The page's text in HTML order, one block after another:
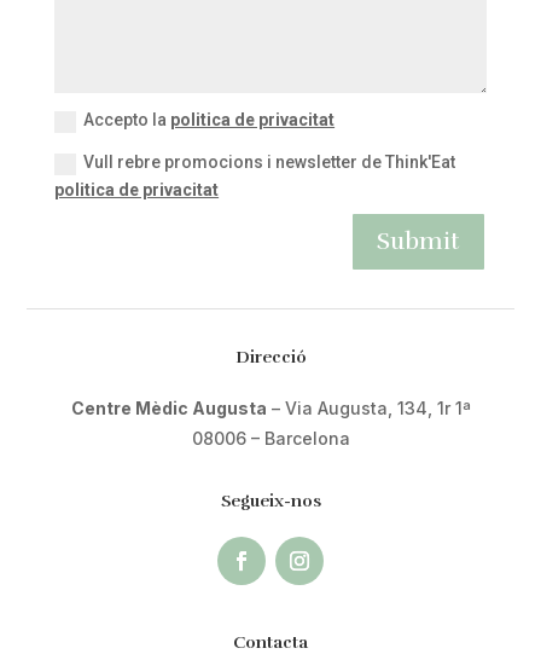
Accepto la politica de privacitat
Vull rebre promocions i newsletter de Think'Eat
politica de privacitat
Submit
Direcció
Centre Mèdic Augusta – Via Augusta, 134, 1r 1ª
08006 – Barcelona
Segueix-nos
Contacta